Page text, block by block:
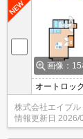
画像：15
オートロッ
き。光ファ
ーリング。
費用カード
株式会社エイブル
情報更新日 2026/